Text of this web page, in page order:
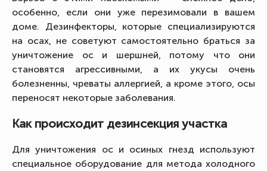
особенно, если они уже перезимовали в вашем
доме. Дезинфекторы, которые специализируются
на осах, не советуют самостоятельно браться за
уничтожение ос и шершней, потому что они
становятся агрессивными, а их укусы очень
болезненны, чреваты аллергией, а кроме этого, осы
переносят некоторые заболевания.
Как происходит дезинсекция участка
Для уничтожения ос и осиных гнезд используют
специальное оборудование для метода холодного